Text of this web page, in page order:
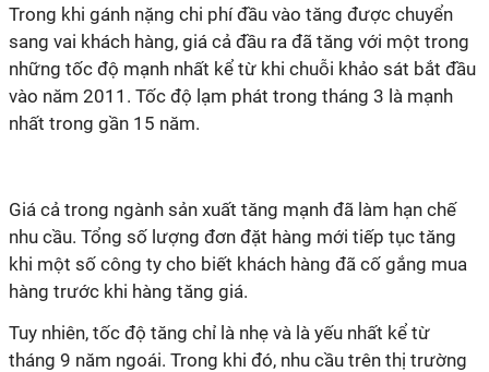
Trong khi gánh nặng chi phí đầu vào tăng được chuyển
sang vai khách hàng, giá cả đầu ra đã tăng với một trong
những tốc độ mạnh nhất kể từ khi chuỗi khảo sát bắt đầu
vào năm 2011. Tốc độ lạm phát trong tháng 3 là mạnh
nhất trong gần 15 năm.
Giá cả trong ngành sản xuất tăng mạnh đã làm hạn chế
nhu cầu. Tổng số lượng đơn đặt hàng mới tiếp tục tăng
khi một số công ty cho biết khách hàng đã cố gắng mua
hàng trước khi hàng tăng giá.
Tuy nhiên, tốc độ tăng chỉ là nhẹ và là yếu nhất kể từ
tháng 9 năm ngoái. Trong khi đó, nhu cầu trên thị trường